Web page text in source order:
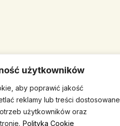
użytkowników
aby poprawić jakość
reklamy lub treści dostosowane
użytkowników oraz
Polityka Cookie